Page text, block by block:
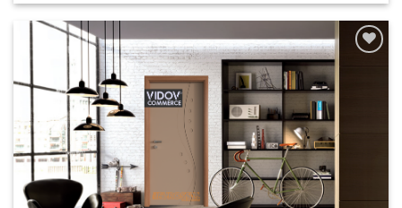
Добавяне
списъка с
харесани